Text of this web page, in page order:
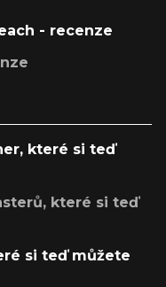
- recenze
které si teď
které si teď
si teď můžete